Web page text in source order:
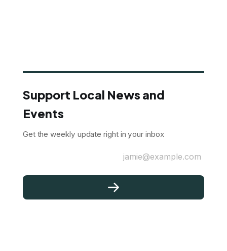
Support Local News and
Events
Get the weekly update right in your inbox
jamie@example.com